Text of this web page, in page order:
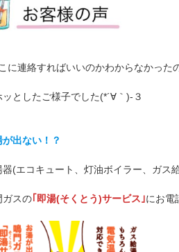
に連絡すればいいのかわからなかった
ッとしたご様子でした(*´∀｀)-３
が出ない！？
器(エコキュート、灯油ボイラー、ガス
ガスの ｢即湯(そくとう)サービス｣にお電